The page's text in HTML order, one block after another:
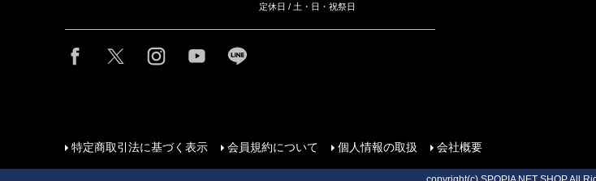
定休日 / 土・日・祝祭日
特定商取引法に基づく表示 会員規約について 個人情報の取扱 会社概要